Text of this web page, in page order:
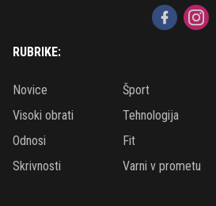
RUBRIKE:
Novice Šport
Visoki obrati
Tehnologija
Odnosi
Fit
Skrivnosti
Varni v prometu